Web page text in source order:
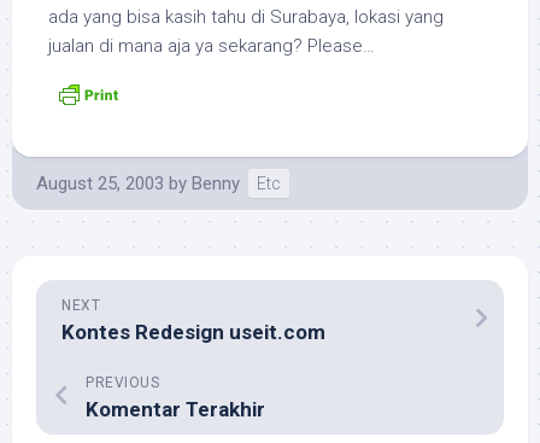
ada yang bisa kasih tahu di Surabaya, lokasi yang
jualan di mana aja ya sekarang? Please…
August 25, 2003 by Benny Etc
NEXT
Kontes Redesign useit.com
PREVIOUS
Komentar Terakhir